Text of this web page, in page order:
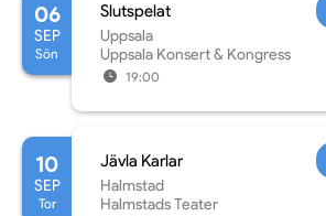
06
SEP
Sön
Slutspelat
Uppsala
Uppsala Konsert & Kongress
19:00
10
SEP
Tor
Jävla Karlar
Halmstad
Halmstads Teater